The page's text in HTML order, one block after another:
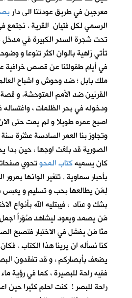
معرجين في طريق عودتنا الى دار
الرسمي لكل فتيان القرية .
تحت شجرة السدر الكبيرة في
تأتي زاهية بالوان اكثر تنوعا و
في أيام طفولتنا عن قصص خرافية
ملك بابل ؛ ضد وحوش و اشباح
القرنين ضد الأمم المتوحشة. و
ودخوله في بحر الظلمات ، واغتساله
اصبح عمره طويلا و لم يمت حتى
وتجاوز بنا العمر السادسة عشْرة
الصورية قد بلغت اوجها ، حين بدا
كان يسميهكتاب المحوتحوي
بأحبار سماوية , تتغير الوانها
لِمَن يطالعها بحب و تسليم و
بشك و عناد ، فيبتليه الله بأنواع
مَن يصمد ويعود ليشاهد صُوَراً
منَّا مَن يفشل في الاختبار فتصبح
كنا نسأله ان يرينا هذا الكتاب .
يضعف بأبصاركم ، و قد تفقدون
ففيه راحة للبصيرة ، كما في رؤية ماء
راحة للبصر ! كنت احلم كثيرا حين